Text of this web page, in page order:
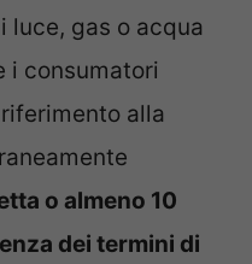
luce, gas o acqua
i consumatori
alla
o almeno 10
dei termini di